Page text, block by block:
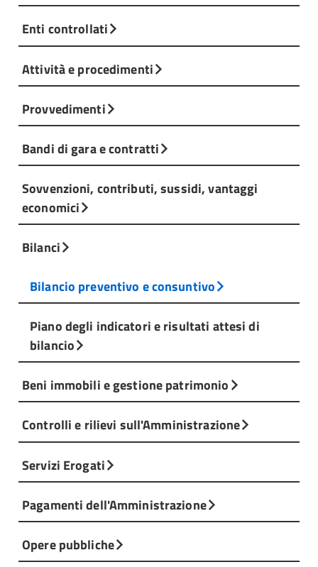
Enti controllati
Attività e procedimenti
Provvedimenti
Bandi di gara e contratti
Sovvenzioni, contributi, sussidi, vantaggi
economici
Bilanci
Bilancio preventivo e consuntivo
Piano degli indicatori e risultati attesi di
bilancio
Beni immobili e gestione patrimonio
Controlli e rilievi sull'Amministrazione
Servizi Erogati
Pagamenti dell'Amministrazione
Opere pubbliche